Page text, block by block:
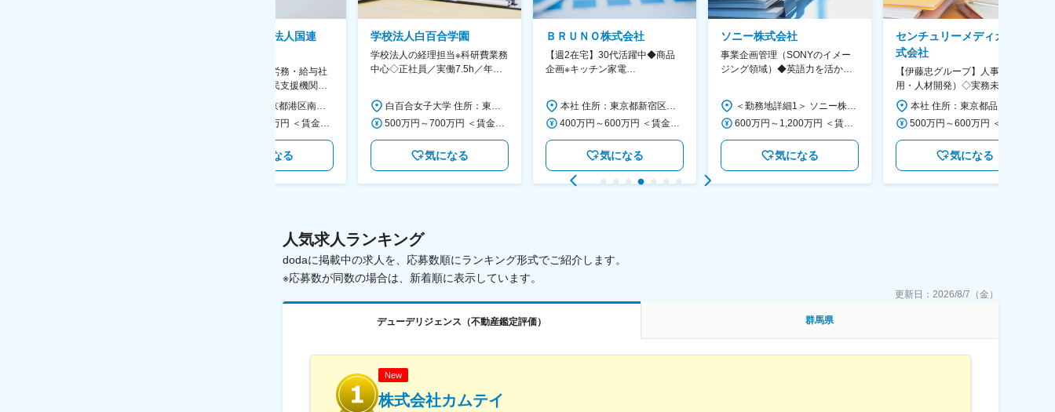
特定非営利活動法人国連
【表参道】人事（労務・給与社
保等）◆国連の難民支援機関の
活動を支える日本公式支援窓口
本社 住所：東京都港区南青山6-10-11 ウェスレーセンター3F 勤務地最寄駅：地下鉄各線／表参道駅 受動喫煙対策：屋内全面禁煙 変更の範囲：会社の定める事業所（リモートワーク含む）
450万円～550万円 ＜賃金形態＞ 月給制 ＜賃金内訳＞ 月額（基本給）：340,000円～420,000円 ＜月給＞ 340,000円～420,000円 ＜昇給有無＞ 有 ＜残業手当＞ 有 ＜給与補足＞ ※能力・経験によって決定します。 ■賞与あり（業績評価に応じて支給） 賃金はあくまでも目安の金額であり、選考を通じて上下する可能性があります。 月給(月額)は固定手当を含めた表記です。
気になる
学校法人白百合学園
学校法人の経理担当※科研費業務
中心◇正社員／実働7.5h／年休
大学
白百合女子大学 住所：東京都調布市緑ヶ丘1-25 勤務地最寄駅：京王線／仙川駅 受動喫煙対策：屋内全面禁煙 変更の範囲：会社の定める事業所
500万円～700万円 ＜賃金形態＞ 月給制 ＜賃金内訳＞ 月額（基本給）：280,000円～430,000円 ＜月給＞ 280,000円～430,000円 ＜昇給有無＞ 有 ＜残業手当＞ 有 ＜給与補足＞ ※年齢・過去の経験に基づき、本学規定に合わせ決定 【残業手当】有 /残業時間に応じて全額支給（※想定年収に含む） 【各種手当】扶養手当/住宅手当/通勤手当 等 【賞与】年2回（6月、12月） 【昇給】年1回（4月） 賃金はあくまでも目安の金額であり、選考を通じて上下する可能性があります。 月給(月額)は固定手当を含めた表記です。
気になる
ＢＲＵＮＯ株式会社
【週2在宅】30代活躍中◆商品
企画※キッチン家電
画～調達／働き方◎
本社 住所：東京都新宿区西新宿6丁目22-1 新宿スクエアタワー B1階 勤務地最寄駅：東京メトロ丸ノ内線／西新宿駅 受動喫煙対策：屋内全面禁煙 変更の範囲：会社の定める事業所（リモートワーク含む）
400万円～600万円 ＜賃金形態＞ 月給制 経験・能力を考慮の上、優遇いたします。 ＜賃金内訳＞ 月額（基本給）：300,000円～450,000円 ＜月給＞ 300,000円～450,000円 ＜昇給有無＞ 有 ＜残業手当＞ 有 ＜給与補足＞ ・賞与実績：年2回 ・昇給：年1回 ※半年毎に評価を行い、評価が高ければ年齢に関係なく昇給・昇格していきます。創造性の高い人・新しいことにチャレンジした人が高い評価を得られます。 賃金はあくまでも目安の金額であり、選考を通じて上下する可能性があります。 月給(月額)は固定手当を含めた表記です。
気になる
ソニー株式会社
事業企画管理（SONYのイメー
ジング領域）◆英語力を活か
＜勤務地詳細1＞ ソニー株式会社 住所：神奈川県横浜市西区みなとみらい5-1-1 受動喫煙対策：屋内全面禁煙 ＜勤務地詳細2＞ ソニーシティ大崎 住所：東京都品川区大崎2-10-1 勤務地最寄駅：JR線／大崎駅 受動喫煙対策：屋内全面禁煙 変更の範囲：会社の定める事業所（リモートワーク含む）
600万円～1,200万円 ＜賃金形態＞ 月給制 ＜賃金内訳＞ 月額（基本給）：350,000円～500,000円 ＜月給＞ 350,000円～500,000円 ＜昇給有無＞ 有 ＜残業手当＞ 有 ＜給与補足＞ ※年収は経験や能力を考慮の上、当社規定により決定します。 賃金はあくまでも目安の金額であり、選考を通じて上下する可能性があります。 月給(月額)は固定手当を含めた表記です。
気になる
センチュリーメディカル株
式会社
【伊藤忠グループ】人事（採
用・人材開発）◇実務未経験歓
迎！／リモート有／年休124日
／福利厚生充実◇
気になる
人気求人ランキング
dodaに掲載中の求人を、応募数順にランキング形式でご紹介します。
※応募数が同数の場合は、新着順に表示しています。
更新日： 2026/8/7（金）
デューデリジェンス（不動産鑑定評価） 群馬県
New
株式会社カムテイ